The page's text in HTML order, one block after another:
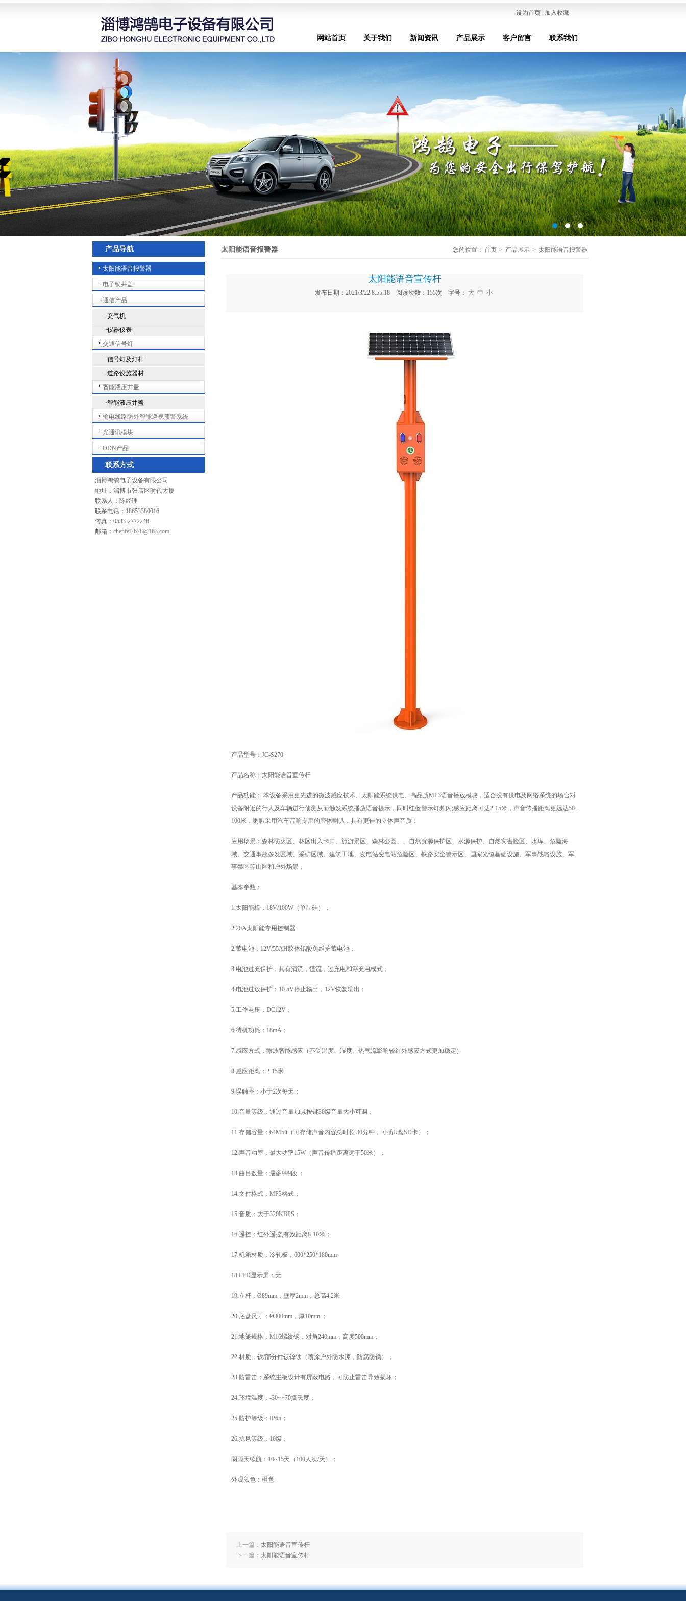
设为首页 | 加入收藏
网站首页 关于我们 新闻资讯 产品展示 客户留言 联系我们
产品导航
太阳能语音报警器
电子锁井盖
通信产品
·充气机
·仪器仪表
交通信号灯
·信号灯及灯杆
·道路设施器材
智能液压井盖
·智能液压井盖
输电线路防外智能巡视预警系统
光通讯模块
ODN产品
联系方式
淄博鸿鹄电子设备有限公司
地址：淄博市张店区时代大厦
联系人：陈经理
联系电话：18653380016
传真：0533-2772248
邮箱： chenfei7678@163.com
您的位置： 首页 > 产品展示 > 太阳能语音报警器
太阳能语音报警器
太阳能语音宣传杆
发布日期：2021/3/22 8:55:18 阅读次数： 155次 字号： 大 中 小
产品型号：JC-S270
产品名称：太阳能语音宣传杆
产品功能： 本设备采用更先进的微波感应技术、太阳能系统供电、高品质MP3语音播放模块，适合没有供电及网络系统的场合对
设备附近的行人及车辆进行侦测从而触发系统播放语音提示，同时红蓝警示灯频闪;感应距离可达2-15米，声音传播距离更远达50-
100米，喇叭采用汽车音响专用的腔体喇叭，具有更佳的立体声音质；
应用场景：森林防火区、林区出入卡口、旅游景区、森林公园、、自然资源保护区、水源保护、自然灾害险区、水库、危险海
域、交通事故多发区域、采矿区域、建筑工地、发电站变电站危险区、铁路安全警示区、国家光缆基础设施、军事战略设施、军
事禁区等山区和户外场景；
基本参数：
1.太阳能板：18V/100W（单晶硅）；
2.20A太阳能专用控制器
2.蓄电池：12V/55AH胶体铅酸免维护蓄电池；
3.电池过充保护：具有涓流，恒流，过充电和浮充电模式；
4.电池过放保护：10.5V停止输出，12V恢复输出；
5.工作电压：DC12V；
6.待机功耗：18mA；
7.感应方式：微波智能感应（不受温度、湿度、热气流影响较红外感应方式更加稳定）
8.感应距离：2-15米
9.误触率：小于2次每天；
10.音量等级：通过音量加减按键30级音量大小可调；
11.存储容量：64Mbit（可存储声音内容总时长 30分钟，可插U盘SD卡）；
12.声音功率：最大功率15W（声音传播距离远于50米）；
13.曲目数量：最多999段 ；
14.文件格式：MP3格式；
15.音质：大于320KBPS；
16.遥控：红外遥控,有效距离8-10米；
17.机箱材质：冷轧板，600*250*180mm
18.LED显示屏：无
19.立杆：Ø89mm，壁厚2mm，总高4.2米
20.底盘尺寸：Ø300mm，厚10mm ；
21.地笼规格：M16螺纹钢，对角240mm，高度500mm；
22.材质：铁/部分件镀锌铁（喷涂户外防水漆，防腐防锈）；
23.防雷击：系统主板设计有屏蔽电路，可防止雷击导致损坏；
24.环境温度：-30~+70摄氏度；
25.​​防护等级：IP65；​
26.抗风等级：10级；
阴雨天续航：10~15天（100人次/天）；
外观颜色：橙色
上一篇： 太阳能语音宣传杆
下一篇： 太阳能语音宣传杆